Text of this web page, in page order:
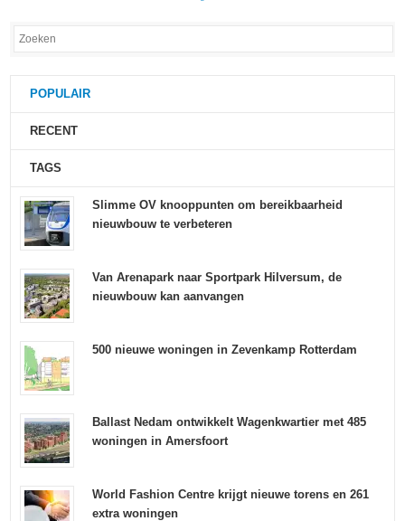
POPULAIR
RECENT
TAGS
Slimme OV knooppunten om bereikbaarheid
nieuwbouw te verbeteren
Van Arenapark naar Sportpark Hilversum, de
nieuwbouw kan aanvangen
500 nieuwe woningen in Zevenkamp Rotterdam
Ballast Nedam ontwikkelt Wagenkwartier met 485
woningen in Amersfoort
World Fashion Centre krijgt nieuwe torens en 261
extra woningen